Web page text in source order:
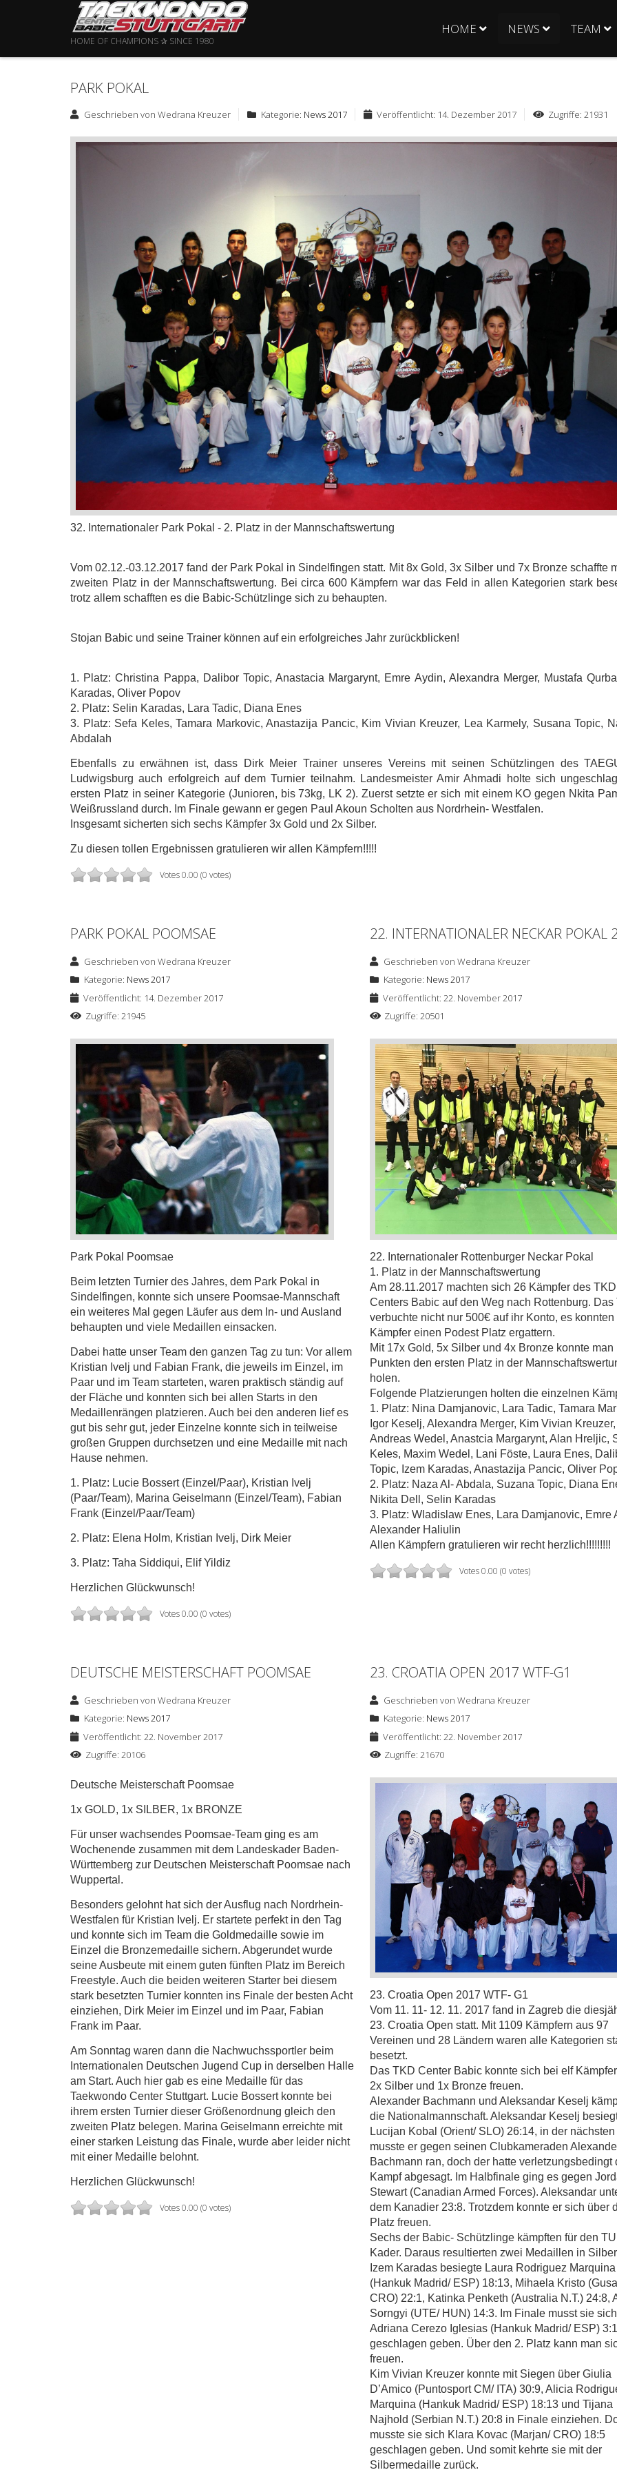
HOME OF CHAMPIONS ✰ SINCE 1980
HOME NEWS TEAM
PARK POKAL
Geschrieben vonWedrana Kreuzer Kategorie: News 2017 Veröffentlicht: 14. Dezember 2017 Zugriffe: 21931
32. Internationaler Park Pokal - 2. Platz in der Mannschaftswertung
Vom 02.12.-03.12.2017 fand der Park Pokal in Sindelfingen statt. Mit 8x Gold, 3x Silber und 7x Bronze schaffte
zweiten Platz in der Mannschaftswertung. Bei circa 600 Kämpfern war das Feld in allen Kategorien stark
trotz allem schafften es die Babic-Schützlinge sich zu behaupten.
Stojan Babic und seine Trainer können auf ein erfolgreiches Jahr zurückblicken!
1. Platz: Christina Pappa, Dalibor Topic, Anastacia Margarynt, Emre Aydin, Alexandra Merger, Mustafa
Karadas, Oliver Popov
2. Platz: Selin Karadas, Lara Tadic, Diana Enes
3. Platz: Sefa Keles, Tamara Markovic, Anastazija Pancic, Kim Vivian Kreuzer, Lea Karmely, Susana Topic,
Abdalah
Ebenfalls zu erwähnen ist, dass Dirk Meier Trainer unseres Vereins mit seinen Schützlingen des
Ludwigsburg auch erfolgreich auf dem Turnier teilnahm. Landesmeister Amir Ahmadi holte sich
ersten Platz in seiner Kategorie (Junioren, bis 73kg, LK 2). Zuerst setzte er sich mit einem KO gegen Nkita
Weißrussland durch. Im Finale gewann er gegen Paul Akoun Scholten aus Nordrhein- Westfalen.
Insgesamt sicherten sich sechs Kämpfer 3x Gold und 2x Silber.
Zu diesen tollen Ergebnissen gratulieren wir allen Kämpfern!!!!!
Votes 0.00 (0 votes)
PARK POKAL POOMSAE
Geschrieben vonWedrana Kreuzer
Kategorie: News 2017
Veröffentlicht: 14. Dezember 2017
Zugriffe: 21945
Park Pokal Poomsae
Beim letzten Turnier des Jahres, dem Park Pokal in
Sindelfingen, konnte sich unsere Poomsae-Mannschaft
ein weiteres Mal gegen Läufer aus dem In- und Ausland
behaupten und viele Medaillen einsacken.
Dabei hatte unser Team den ganzen Tag zu tun: Vor allem
Kristian Ivelj und Fabian Frank, die jeweils im Einzel, im
Paar und im Team starteten, waren praktisch ständig auf
der Fläche und konnten sich bei allen Starts in den
Medaillenrängen platzieren. Auch bei den anderen lief es
gut bis sehr gut, jeder Einzelne konnte sich in teilweise
großen Gruppen durchsetzen und eine Medaille mit nach
Hause nehmen.
1. Platz: Lucie Bossert (Einzel/Paar), Kristian Ivelj
(Paar/Team), Marina Geiselmann (Einzel/Team), Fabian
Frank (Einzel/Paar/Team)
2. Platz: Elena Holm, Kristian Ivelj, Dirk Meier
3. Platz: Taha Siddiqui, Elif Yildiz
Herzlichen Glückwunsch!
Votes 0.00 (0 votes)
22. INTERNATIONALER NECKAR POKAL
Geschrieben von Wedrana Kreuzer
Kategorie: News 2017
Veröffentlicht: 22. November 2017
Zugriffe: 20501
22. Internationaler Rottenburger Neckar Pokal
1. Platz in der Mannschaftswertung
Am 28.11.2017 machten sich 26 Kämpfer des TKD
Centers Babic auf den Weg nach Rottenburg. Das
verbuchte nicht nur 500€ auf ihr Konto, es konnten
Kämpfer einen Podest Platz ergattern.
Mit 17x Gold, 5x Silber und 4x Bronze konnte man
Punkten den ersten Platz in der
holen.
Folgende Platzierungen holten die einzelnen
1. Platz: Nina Damjanovic, Lara Tadic, Tamara
Igor Keselj, Alexandra Merger, Kim Vivian Kreuzer,
Andreas Wedel, Anastcia Margarynt, Alan Hreljic,
Keles, Maxim Wedel, Lani Föste, Laura Enes,
Topic, Izem Karadas, Anastazija Pancic, Oliver
2. Platz: Naza Al- Abdala, Suzana Topic, Diana
Nikita Dell, Selin Karadas
3. Platz: Wladislaw Enes, Lara Damjanovic, Emre
Alexander Haliulin
Allen Kämpfern gratulieren wir recht herzlich!!!!!!!!!
Votes 0.00 (0 votes)
DEUTSCHE MEISTERSCHAFT POOMSAE
Geschrieben vonWedrana Kreuzer
Kategorie: News 2017
Veröffentlicht: 22. November 2017
Zugriffe: 20106
Deutsche Meisterschaft Poomsae
1x GOLD, 1x SILBER, 1x BRONZE
Für unser wachsendes Poomsae-Team ging es am
Wochenende zusammen mit dem Landeskader Baden-
Württemberg zur Deutschen Meisterschaft Poomsae nach
Wuppertal.
Besonders gelohnt hat sich der Ausflug nach Nordrhein-
Westfalen für Kristian Ivelj. Er startete perfekt in den Tag
und konnte sich im Team die Goldmedaille sowie im
Einzel die Bronzemedaille sichern. Abgerundet wurde
seine Ausbeute mit einem guten fünften Platz im Bereich
Freestyle. Auch die beiden weiteren Starter bei diesem
stark besetzten Turnier konnten ins Finale der besten Acht
einziehen, Dirk Meier im Einzel und im Paar, Fabian
Frank im Paar.
Am Sonntag waren dann die Nachwuchssportler beim
Internationalen Deutschen Jugend Cup in derselben Halle
am Start. Auch hier gab es eine Medaille für das
Taekwondo Center Stuttgart. Lucie Bossert konnte bei
ihrem ersten Turnier dieser Größenordnung gleich den
zweiten Platz belegen. Marina Geiselmann erreichte mit
einer starken Leistung das Finale, wurde aber leider nicht
mit einer Medaille belohnt.
Herzlichen Glückwunsch!
Votes 0.00 (0 votes)
23. CROATIA OPEN 2017 WTF-G1
Geschrieben von Wedrana Kreuzer
Kategorie: News 2017
Veröffentlicht: 22. November 2017
Zugriffe: 21670
23. Croatia Open 2017 WTF- G1
Vom 11. 11- 12. 11. 2017 fand in Zagreb die
23. Croatia Open statt. Mit 1109 Kämpfern aus 97
Vereinen und 28 Ländern waren alle Kategorien
besetzt.
Das TKD Center Babic konnte sich bei elf
2x Silber und 1x Bronze freuen.
Alexander Bachmann und Aleksandar Keselj
die Nationalmannschaft. Aleksandar Keselj
Lucijan Kobal (Orient/ SLO) 26:14, in der
musste er gegen seinen Clubkameraden
Bachmann ran, doch der hatte verletzungsbedingt
Kampf abgesagt. Im Halbfinale ging es gegen
Stewart (Canadian Armed Forces). Aleksandar
dem Kanadier 23:8. Trotzdem konnte er sich über
Platz freuen.
Sechs der Babic- Schützlinge kämpften für den
Kader. Daraus resultierten zwei Medaillen in
Izem Karadas besiegte Laura Rodriguez Marquina
(Hankuk Madrid/ ESP) 18:13, Mihaela Kristo
CRO) 22:1, Katinka Penketh (Australia N.T.) 24:8,
Sorngyi (UTE/ HUN) 14:3. Im Finale musst sie sich
Adriana Cerezo Iglesias (Hankuk Madrid/ ESP)
geschlagen geben. Über den 2. Platz kann man
freuen.
Kim Vivian Kreuzer konnte mit Siegen über Giulia
D’Amico (Puntosport CM/ ITA) 30:9, Alicia
Marquina (Hankuk Madrid/ ESP) 18:13 und Tijana
Najhold (Serbian N.T.) 20:8 in Finale einziehen.
musste sie sich Klara Kovac (Marjan/ CRO) 18:5
geschlagen geben. Und somit kehrte sie mit der
Silbermedaille zurück.